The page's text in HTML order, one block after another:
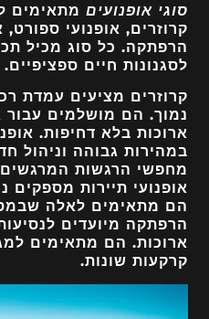
סוגי אופנועים מתאימים
קרוזרים, אופנועי ספורט,
הרפתקה. כל סוג מכיל
לסגנונות חיים ספציפיים.
קרוזרים מציעים עמדת
נמוך. הם מושלמים עבור
ארוכות בלא דחיפות.
במהירות גבוהה וניהול
מחפשי הרגשות
אופנועי תיירות מספקים
הם מתאימים לאלה
הרפתקה מיועדים
ארוכות. הם מתאימים
קרקעות שונות.